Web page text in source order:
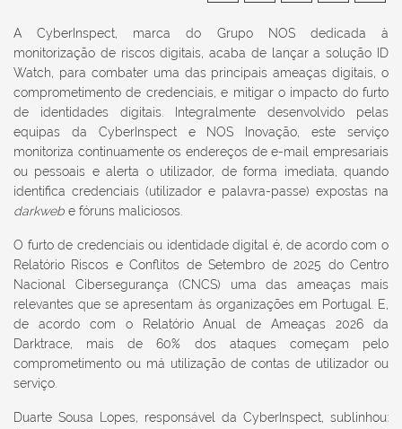
A CyberInspect, marca do Grupo NOS dedicada à
monitorização de riscos digitais, acaba de lançar a solução ID
Watch, para combater uma das principais ameaças digitais, o
comprometimento de credenciais, e mitigar o impacto do furto
de identidades digitais. Integralmente desenvolvido pelas
equipas da CyberInspect e NOS Inovação, este serviço
monitoriza continuamente os endereços de e-mail empresariais
ou pessoais e alerta o utilizador, de forma imediata, quando
identifica credenciais (utilizador e palavra-passe) expostas na
darkweb e fóruns maliciosos.
O furto de credenciais ou identidade digital é, de acordo com o
Relatório Riscos e Conflitos de Setembro de 2025 do Centro
Nacional Cibersegurança (CNCS) uma das ameaças mais
relevantes que se apresentam às organizações em Portugal. E,
de acordo com o Relatório Anual de Ameaças 2026 da
Darktrace, mais de 60% dos ataques começam pelo
comprometimento ou má utilização de contas de utilizador ou
serviço.
Duarte Sousa Lopes, responsável da CyberInspect, sublinhou: